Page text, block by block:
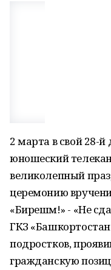
2 марта в свой 28-
юношеский
великолепный
церемонию
«Бирешмә!» - «Не
ГКЗ
подростков,
гражданскую